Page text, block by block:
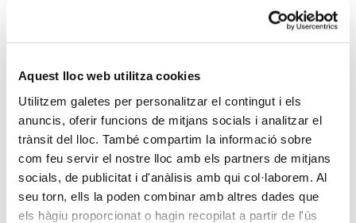
Aquest lloc web utilitza cookies
Utilitzem galetes per personalitzar el contingut i els
anuncis, oferir funcions de mitjans socials i analitzar el
trànsit del lloc. També compartim la informació sobre
com feu servir el nostre lloc amb els partners de mitjans
socials, de publicitat i d'anàlisis amb qui col·laborem. Al
seu torn, ells la poden combinar amb altres dades que
els hàgiu proporcionat o hagin recopilat a partir de l'ús
4 maneres d’ajudar durant el confinament
del COVID-19
ENTRADES RELACIONADES
«No és ciència-ficció, és un futur just», 10
propostes polítiques a les eleccions del
12M
SEGUEIX LLEGINT